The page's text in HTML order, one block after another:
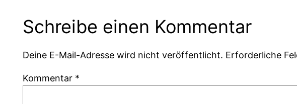
Schreibe einen Kommentar
Deine E-Mail-Adresse wird nicht veröffentlicht. Erforderliche
Kommentar *